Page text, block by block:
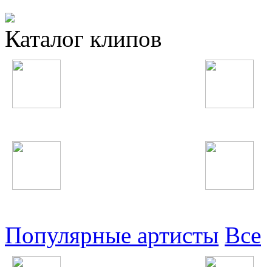
Каталог клипов
Популярные артисты Все